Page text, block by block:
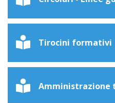
Tirocini formativi
Amministrazione